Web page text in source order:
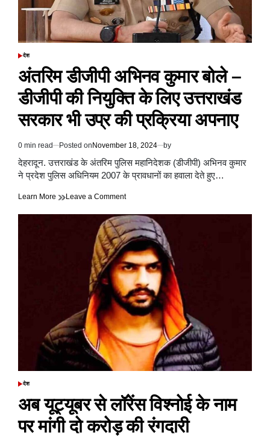
पर
सुप्रीम
कोर्ट
ने
फटकार
लगाई
POSTED
देश
अंतरिम डीजीपी अभिनव कुमार बोले –
डीजीपी की नियुक्ति के लिए उत्तराखंड
सरकार भी उप्र की प्रक्रिया अपनाए
Estimated
read
time
0 min read Posted on November 18, 2024 by
देहरादून. उत्तराखंड के अंतरिम पुलिस महानिदेशक (डीजीपी) अभिनव कुमार
ने प्रदेश पुलिस अधिनियम 2007 के प्रावधानों का हवाला देते हुए…
Learn More Leave a Commenton
डीजीपी
अभिनव
कुमार
बोले
–
डीजीपी
की
नियुक्ति
के
लिए
उत्तराखंड
सरकार
भी
उप्र
की
अपनाए
POSTED
देश
अब यूट्यूबर से लॉरेंस विश्नोई के नाम
पर मांगी दो करोड़ की रंगदारी